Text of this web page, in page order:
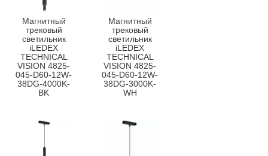
Магнитный
трековый
светильник
iLEDEX
TECHNICAL
VISION 4825-
045-D60-12W-
38DG-4000K-
BK
Магнитный
трековый
светильник
iLEDEX
TECHNICAL
VISION 4825-
045-D60-12W-
38DG-3000K-
WH